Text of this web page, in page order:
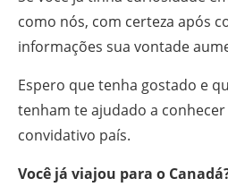
como nós, com certeza após
informações sua vontade
Espero que tenha gostado e
tenham te ajudado a
convidativo país.
Você já viajou para o